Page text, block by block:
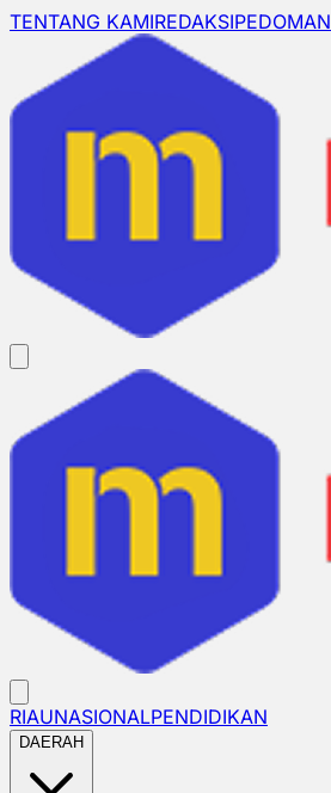
TENTANG KAMIREDAKSIPEDOMAN
RIAUNASIONALPENDIDIKAN
DAERAH